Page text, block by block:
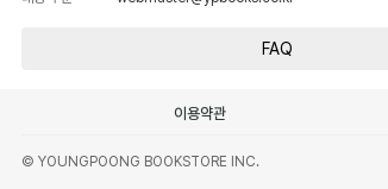
FAQ
이용약관
© YOUNGPOONG BOOKSTORE INC.